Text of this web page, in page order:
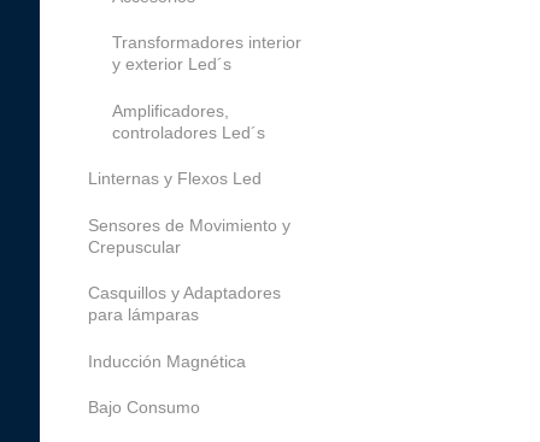
Transformadores interior
y exterior Led´s
Amplificadores,
controladores Led´s
Linternas y Flexos Led
Sensores de Movimiento y
Crepuscular
Casquillos y Adaptadores
para lámparas
Inducción Magnética
Bajo Consumo